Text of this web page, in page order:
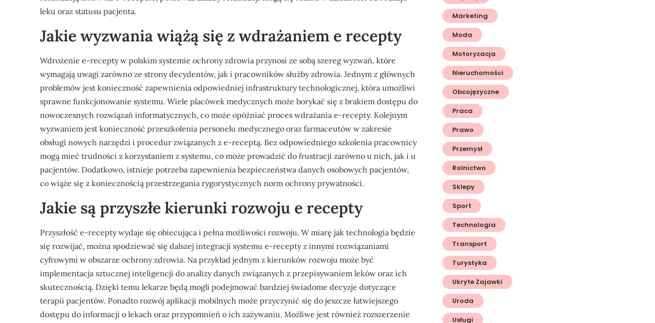
leku oraz statusu pacjenta.
Jakie wyzwania wiążą się z wdrażaniem e recepty
Wdrożenie e-recepty w polskim systemie ochrony zdrowia przynosi ze sobą szereg wyzwań, które
wymagają uwagi zarówno ze strony decydentów, jak i pracowników służby zdrowia. Jednym z głównych
problemów jest konieczność zapewnienia odpowiedniej infrastruktury technologicznej, która umożliwi
sprawne funkcjonowanie systemu. Wiele placówek medycznych może borykać się z brakiem dostępu do
nowoczesnych rozwiązań informatycznych, co może opóźniać proces wdrażania e-recepty. Kolejnym
wyzwaniem jest konieczność przeszkolenia personelu medycznego oraz farmaceutów w zakresie
obsługi nowych narzędzi i procedur związanych z e-receptą. Bez odpowiedniego szkolenia pracownicy
mogą mieć trudności z korzystaniem z systemu, co może prowadzić do frustracji zarówno u nich, jak i u
pacjentów. Dodatkowo, istnieje potrzeba zapewnienia bezpieczeństwa danych osobowych pacjentów,
co wiąże się z koniecznością przestrzegania rygorystycznych norm ochrony prywatności.
Jakie są przyszłe kierunki rozwoju e recepty
Przyszłość e-recepty wydaje się obiecująca i pełna możliwości rozwoju. W miarę jak technologia będzie
się rozwijać, można spodziewać się dalszej integracji systemu e-recepty z innymi rozwiązaniami
cyfrowymi w obszarze ochrony zdrowia. Na przykład jednym z kierunków rozwoju może być
implementacja sztucznej inteligencji do analizy danych związanych z przepisywaniem leków oraz ich
skutecznością. Dzięki temu lekarze będą mogli podejmować bardziej świadome decyzje dotyczące
terapii pacjentów. Ponadto rozwój aplikacji mobilnych może przyczynić się do jeszcze łatwiejszego
dostępu do informacji o lekach oraz przypomnień o ich zażywaniu. Możliwe jest również rozszerzenie
Marketing
Moda
Motoryzacja
Nieruchomości
Obcojęzyczne
Praca
Prawo
Przemysł
Rolnictwo
Sklepy
Sport
Technologia
Transport
Turystyka
Ukryte Zajawki
Uroda
Usługi